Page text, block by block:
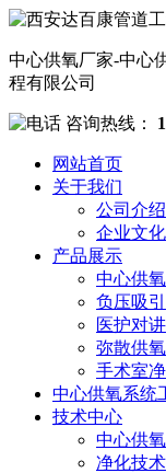
中心供氧厂家-中心
程有限公司
咨询热线：
网站首页
关于我们
公司介绍
企业文化
产品展示
中心供氧
负压吸引
医护对讲
弥散供氧
手术室
中心供氧系统
技术中心
中心供氧
净化技术